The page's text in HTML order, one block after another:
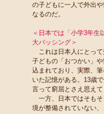
の子どもに一人で外出
なるのだ。
＜日本では「小学3年生
大バッシング＞
これは日本人にとって
子どもの「おつかい」
込まれており、実際、
いた記憶がある。13歳
言って窮屈とさえ思えて
一方、日本ではそもそ
境が整備されていない